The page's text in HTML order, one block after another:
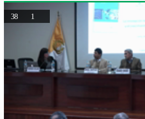
38 1